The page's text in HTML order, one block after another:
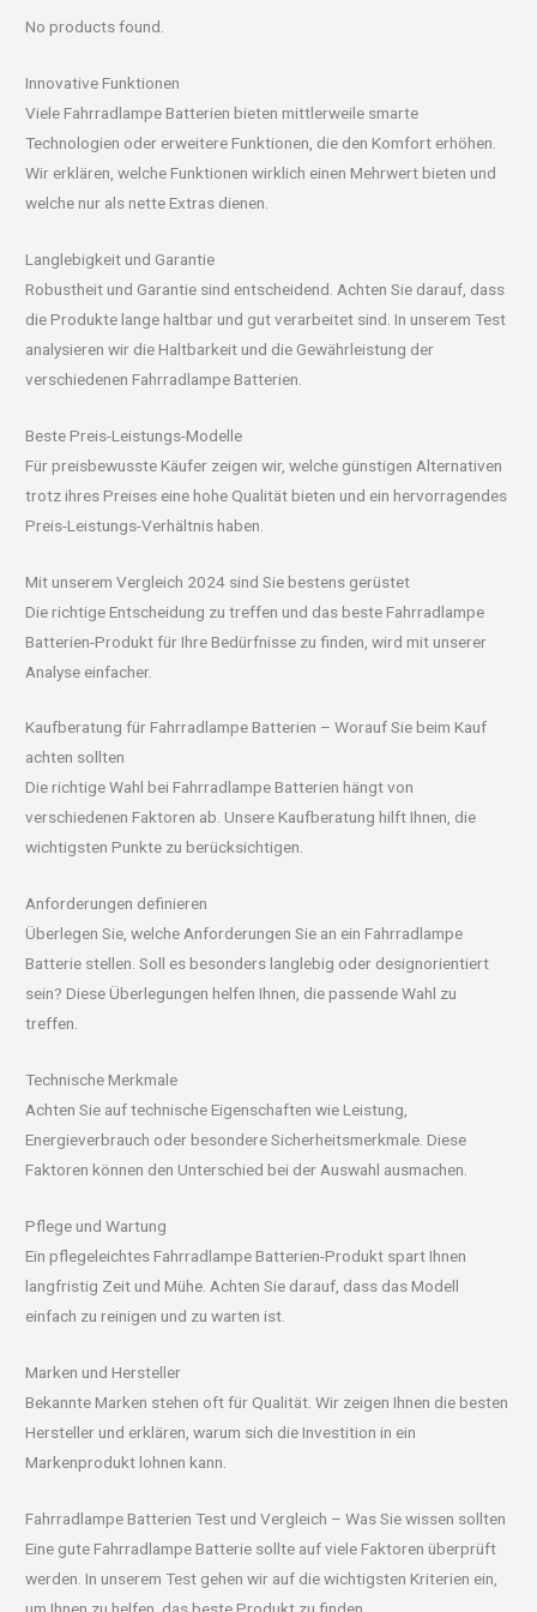
No products found.
Innovative Funktionen
Viele Fahrradlampe Batterien bieten mittlerweile smarte
Technologien oder erweitere Funktionen, die den Komfort erhöhen.
Wir erklären, welche Funktionen wirklich einen Mehrwert bieten und
welche nur als nette Extras dienen.
Langlebigkeit und Garantie
Robustheit und Garantie sind entscheidend. Achten Sie darauf, dass
die Produkte lange haltbar und gut verarbeitet sind. In unserem Test
analysieren wir die Haltbarkeit und die Gewährleistung der
verschiedenen Fahrradlampe Batterien.
Beste Preis-Leistungs-Modelle
Für preisbewusste Käufer zeigen wir, welche günstigen Alternativen
trotz ihres Preises eine hohe Qualität bieten und ein hervorragendes
Preis-Leistungs-Verhältnis haben.
Mit unserem Vergleich 2024 sind Sie bestens gerüstet
Die richtige Entscheidung zu treffen und das beste Fahrradlampe
Batterien-Produkt für Ihre Bedürfnisse zu finden, wird mit unserer
Analyse einfacher.
Kaufberatung für Fahrradlampe Batterien – Worauf Sie beim Kauf
achten sollten
Die richtige Wahl bei Fahrradlampe Batterien hängt von
verschiedenen Faktoren ab. Unsere Kaufberatung hilft Ihnen, die
wichtigsten Punkte zu berücksichtigen.
Anforderungen definieren
Überlegen Sie, welche Anforderungen Sie an ein Fahrradlampe
Batterie stellen. Soll es besonders langlebig oder designorientiert
sein? Diese Überlegungen helfen Ihnen, die passende Wahl zu
treffen.
Technische Merkmale
Achten Sie auf technische Eigenschaften wie Leistung,
Energieverbrauch oder besondere Sicherheitsmerkmale. Diese
Faktoren können den Unterschied bei der Auswahl ausmachen.
Pflege und Wartung
Ein pflegeleichtes Fahrradlampe Batterien-Produkt spart Ihnen
langfristig Zeit und Mühe. Achten Sie darauf, dass das Modell
einfach zu reinigen und zu warten ist.
Marken und Hersteller
Bekannte Marken stehen oft für Qualität. Wir zeigen Ihnen die besten
Hersteller und erklären, warum sich die Investition in ein
Markenprodukt lohnen kann.
Fahrradlampe Batterien Test und Vergleich – Was Sie wissen sollten
Eine gute Fahrradlampe Batterie sollte auf viele Faktoren überprüft
werden. In unserem Test gehen wir auf die wichtigsten Kriterien ein,